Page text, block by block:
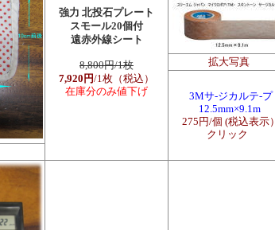
強力 北投石プレート
スモール20個付
遠赤外線シート
8,800円/1枚
7,920円/1枚（税込）
在庫分のみ値下げ
拡大写真
3Mサ-ジカルテ-プ
12.5mm×9.1m
275円/個 (税込表示）
クリック